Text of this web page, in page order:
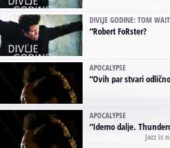
DIVLJE GODINE: TOM
“Robert FoRster?
APOCALYPSE
“Ovih par stvari odlično, šteta što je leto pri kraju,
APOCALYPSE
“Idemo dalje.
Jazz is